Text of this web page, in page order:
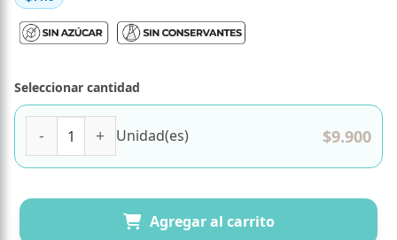
Seleccionar cantidad
Unidad(es) $9.900
Agregar al carrito